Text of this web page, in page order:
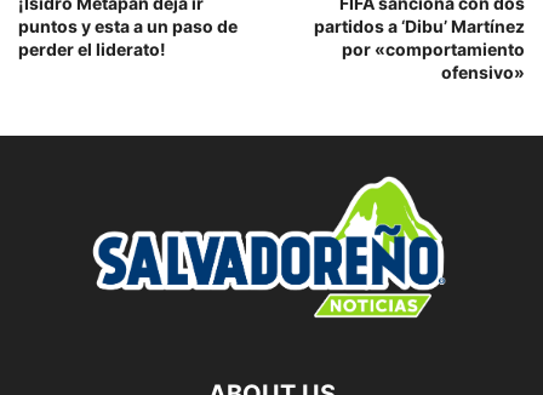
puntos y esta a un paso de
perder el liderato!
partidos a ‘Dibu’ Martínez
por «comportamiento
ofensivo»